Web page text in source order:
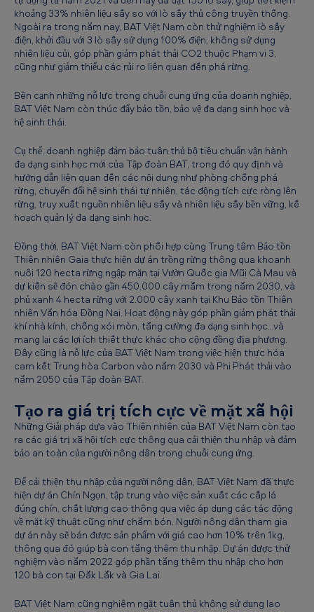
khoảng 33% nhiên liệu sấy so với lò sấy thủ công truyền thống.
Ngoài ra trong năm nay, BAT Việt Nam còn thử nghiệm lò sấy
điện, khởi đầu với 3 lò sấy sử dụng 100% điện, không sử dụng
nhiên liệu củi, góp phần giảm phát thải CO2 thuộc Phạm vi 3,
cũng như giảm thiểu các rủi ro liên quan đến phá rừng.
Bên cạnh những nỗ lực trong chuỗi cung ứng của doanh nghiệp,
BAT Việt Nam còn thúc đẩy bảo tồn, bảo vệ đa dạng sinh học và
hệ sinh thái.
Cụ thể, doanh nghiệp đảm bảo tuân thủ bộ tiêu chuẩn vận hành
đa dạng sinh học mới của Tập đoàn BAT, trong đó quy định và
hướng dẫn liên quan đến các nội dung như phòng chống phá
rừng, chuyển đổi hệ sinh thái tự nhiên, tác động tích cực ròng lên
rừng, truy xuất nguồn nhiên liệu sấy và nhiên liệu sấy bền vững, kế
hoạch quản lý đa dạng sinh học.
Đồng thời, BAT Việt Nam còn phối hợp cùng Trung tâm Bảo tồn
Thiên nhiên Gaia thực hiện dự án trồng rừng thông qua khoanh
nuôi 120 hecta rừng ngập mặn tại Vườn Quốc gia Mũi Cà Mau và
dự kiến sẽ đón chào gần 450.000 cây mắm trong năm 2030, và
phủ xanh 4 hecta rừng với 2.000 cây xanh tại Khu Bảo tồn Thiên
nhiên Văn hóa Đồng Nai. Hoạt động này góp phần giảm phát thải
khí nhà kính, chống xói mòn, tăng cường đa dạng sinh học…và
mang lại các lợi ích thiết thực khác cho cộng đồng địa phương.
Đây cũng là nỗ lực của BAT Việt Nam trong việc hiện thực hóa
cam kết Trung hòa Carbon vào năm 2030 và Phi Phát thải vào
năm 2050 của Tập đoàn BAT.
Tạo ra giá trị tích cực về mặt xã hội
Những Giải pháp dựa vào Thiên nhiên của BAT Việt Nam còn tạo
ra các giá trị xã hội tích cực thông qua cải thiện thu nhập và đảm
bảo an toàn của người nông dân trong chuỗi cung ứng.
Để cải thiện thu nhập của người nông dân, BAT Việt Nam đã thực
hiện dự án Chín Ngọn, tập trung vào việc sản xuất các cấp lá
đúng chín, chất lượng cao thông qua việc áp dụng các tác động
về mặt kỹ thuật cũng như chăm bón. Người nông dân tham gia
dự án này sẽ bán được sản phẩm với giá cao hơn 10% trên 1kg,
thông qua đó giúp bà con tăng thêm thu nhập. Dự án được thử
nghiệm vào năm 2022 góp phần tăng thêm thu nhập cho hơn
120 bà con tại Đắk Lắk và Gia Lai.
BAT Việt Nam cũng nghiêm ngặt tuân thủ không sử dụng lao